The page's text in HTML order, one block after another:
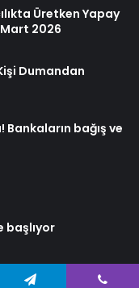
Üretken Yapay
Mart 2026
Dumandan
bağış ve
başlıyor